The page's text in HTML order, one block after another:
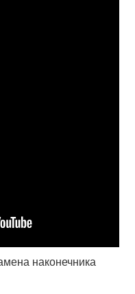
наконечника